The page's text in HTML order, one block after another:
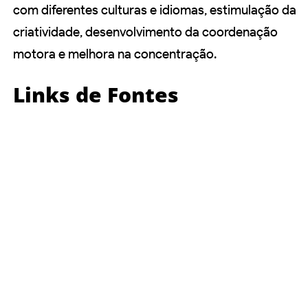
com diferentes culturas e idiomas, estimulação da
criatividade, desenvolvimento da coordenação
motora e melhora na concentração.
Links de Fontes